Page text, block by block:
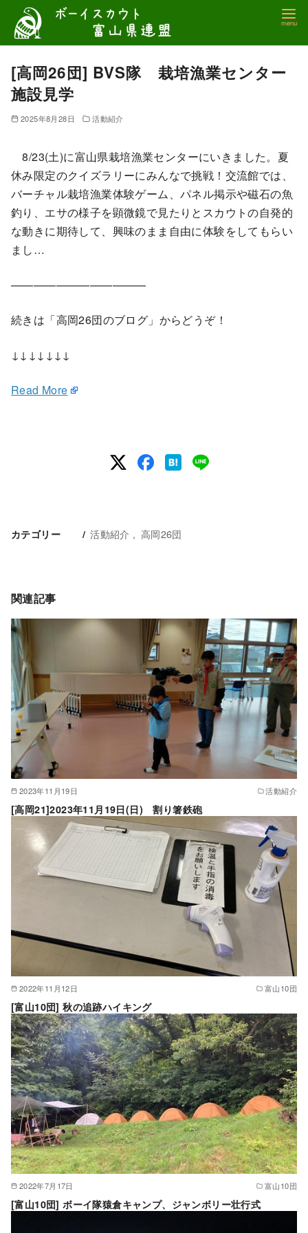
テ
[高岡26団] BVS隊 栽培漁業センター
施設見学
2025年8月28日 活動紹介
8/23(土)に富山県栽培漁業センターにいきました。夏
休み限定のクイズラリーにみんなで挑戦！交流館では、
バーチャル栽培漁業体験ゲーム、パネル掲示や磁石の魚
釣り、エサの様子を顕微鏡で見たりとスカウトの自発的
な動きに期待して、興味のまま自由に体験をしてもらい
まし…
————————————
続きは「高岡26団のブログ」からどうぞ！
↓↓↓↓↓↓↓
Read More
カテゴリー 活動紹介 高岡26団
関連記事
2023年11月19日 活動紹介
[高岡21]2023年11月19日(日) 割り箸鉄砲
2022年11月12日 富山10団
[富山10団] 秋の追跡ハイキング
2022年7月17日 富山10団
[富山10団] ボーイ隊猿倉キャンプ、ジャンボリー壮行式